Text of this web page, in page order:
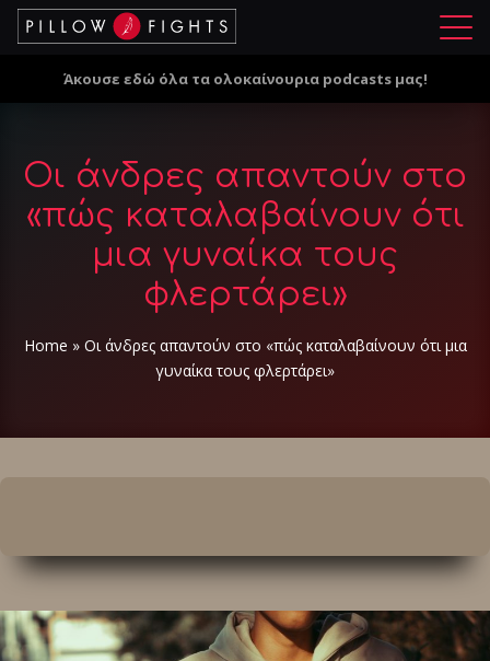
Μ
ο
Άκουσε εδώ όλα τα ολοκαίνουρια podcasts μας!
Οι άνδρες απαντούν στο
«πώς καταλαβαίνoυν ότι
μια γυναίκα τους
φλερτάρει»
Home » Οι άνδρες απαντούν στο «πώς καταλαβαίνoυν ότι μια
γυναίκα τους φλερτάρει»